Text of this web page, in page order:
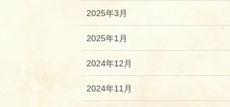
2025年3月
2025年1月
2024年12月
2024年11月